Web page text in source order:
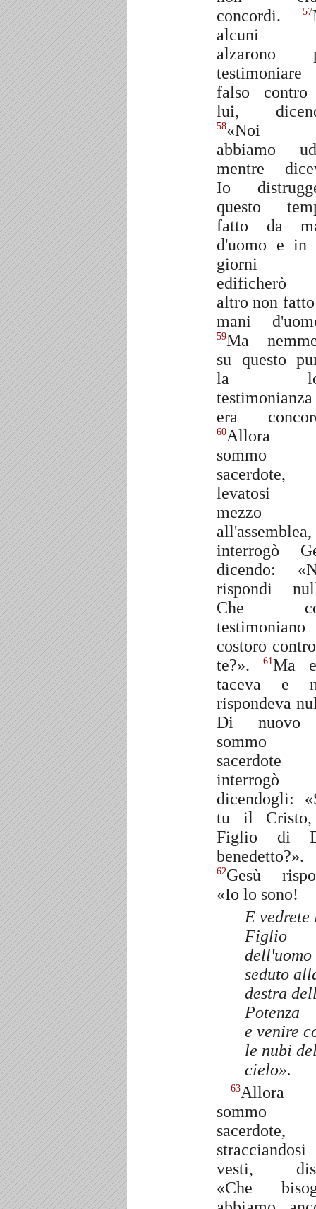
concordi.
57
alcuni
alzarono
falso
lui,
58«Noi
abbiamo
mentre
Io
questo
fatto da
d'uomo e in
giorni
edificherò
altro non
mani
59Ma
su questo
la
testimonianza
era
60Allora
sommo
sacerdote,
levatosi
mezzo
all'assemblea,
interrogò
dicendo:
rispondi
Che
testimoniano
costoro
te?».
61Ma
taceva e
rispondeva
Di
sommo
sacerdote
interrogò
dicendogli:
tu il
Figlio di
benedetto?».
62Gesù
«Io lo sono!
E vedrete
Figlio
dell'uomo
seduto
destra
Potenza
e venire
le nubi
cielo».
63
sommo
sacerdote,
vesti,
«Che